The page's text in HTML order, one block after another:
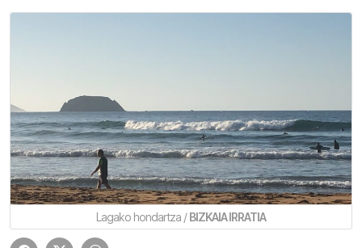
Lagako hondartza /BIZKAIA IRRATIA